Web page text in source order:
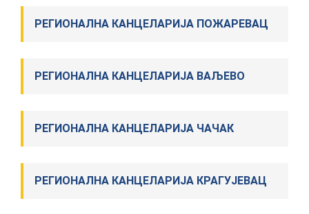
РЕГИОНАЛНА КАНЦЕЛАРИЈА ПОЖАРЕВАЦ
РЕГИОНАЛНА КАНЦЕЛАРИЈА ВАЉЕВО
РЕГИОНАЛНА КАНЦЕЛАРИЈА ЧАЧАК
РЕГИОНАЛНА КАНЦЕЛАРИЈА КРАГУЈЕВАЦ